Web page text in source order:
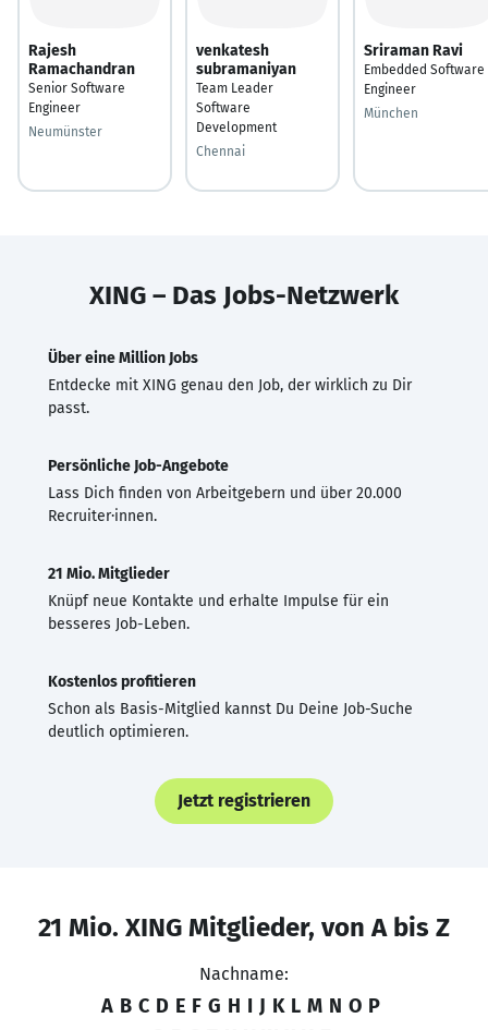
Rajesh
Ramachandran
Senior Software
Engineer
Neumünster
venkatesh
subramaniyan
Team Leader
Software
Development
Chennai
Sriraman Ravi
Embedded Software
Engineer
München
XING – Das Jobs-Netzwerk
Über eine Million Jobs
Entdecke mit XING genau den Job, der wirklich zu Dir
passt.
Persönliche Job-Angebote
Lass Dich finden von Arbeitgebern und über 20.000
Recruiter·innen.
21 Mio. Mitglieder
Knüpf neue Kontakte und erhalte Impulse für ein
besseres Job-Leben.
Kostenlos profitieren
Schon als Basis-Mitglied kannst Du Deine Job-Suche
deutlich optimieren.
Jetzt registrieren
21 Mio. XING Mitglieder, von A bis Z
Nachname:
A B C D E F G H I J K L M N O P